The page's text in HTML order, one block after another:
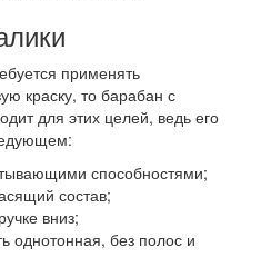
применять
краску, то барабан с
для этих целей, ведь его
способностями;
состав;
вниз;
однотонная, без полос и